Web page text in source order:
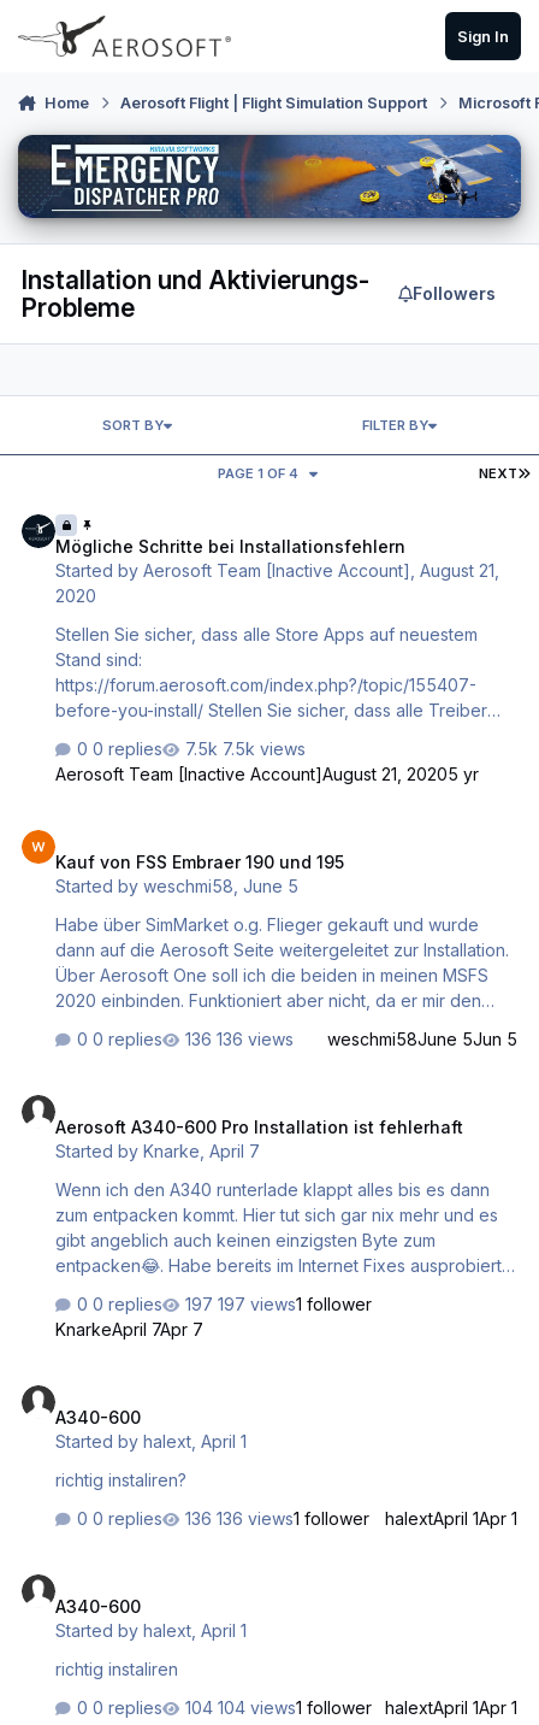
Skip to content
Sign In
Home Aerosoft Flight | Flight Simulation Support Microsoft
Installation und Aktivierungs-
Probleme
Followers
NEXT
PAGE 1 OF 4
SORT BY FILTER BY
Mögliche Schritte bei Installationsfehlern
Started byAerosoft Team [Inactive Account] ,August 21,
2020
Stellen Sie sicher, dass alle Store Apps auf neuestem
Stand sind:
https://forum.aerosoft.com/index.php?/topic/155407-
before-you-install/ Stellen Sie sicher, dass alle Treiber
Grafikkartentreiber)! Falls Sie ein nicht-englisches
Windows-System verwenden, installieren Sie das
das Sprachpaket Englisch (Vereinigte Staaten). Um ein
neues Sprachpaket auf ihrem System zu installieren,
Sehen Sie nach, ob einer der Artikel aus der Microsoft
Wi…
0 replies
7.5k views
Aerosoft Team [Inactive Account]August 21, 20205 yr
Kauf von FSS Embraer 190 und 195
Started byweschmi58 ,June 5
Habe über SimMarket o.g. Flieger gekauft und wurde
dann auf die Aerosoft Seite weitergeleitet zur Installation.
Über Aerosoft One soll ich die beiden in meinen MSFS
2020 einbinden. Funktioniert aber nicht, da er mir den
nächsten Ordner mit der Bezeichnung msfs-6b8c-
Ordner des MSFS 2020. Kann mir wer dabei behilflich
0 replies 136 views weschmi58June 5Jun 5
Aerosoft A340-600 Pro Installation ist fehlerhaft
Started byKnarke ,April 7
Wenn ich den A340 runterlade klappt alles bis es dann
zum entpacken kommt. Hier tut sich gar nix mehr und es
gibt angeblich auch keinen einzigsten Byte zum
entpacken😂. Habe bereits im Internet Fixes ausprobiert
jedoch klappt davon nix. Aufgrund meiner Technischen
Unbegabtheit kann ich auch aus den Error Logs nichts
0 replies 197 views1 follower
KnarkeApril 7Apr 7
A340-600
Started byhalext ,April 1
richtig instaliren?
0 replies
136 views1 follower halextApril 1Apr 1
A340-600
Started byhalext ,April 1
richtig instaliren
0 replies
104 views1 follower halextApril 1Apr 1